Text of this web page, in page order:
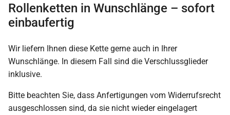
Rollenketten in Wunschlänge – sofort
einbaufertig
Wir liefern Ihnen diese Kette gerne auch in Ihrer
Wunschlänge. In diesem Fall sind die Verschlussglieder
inklusive.
Bitte beachten Sie, dass Anfertigungen vom Widerrufsrecht
ausgeschlossen sind, da sie nicht wieder eingelagert